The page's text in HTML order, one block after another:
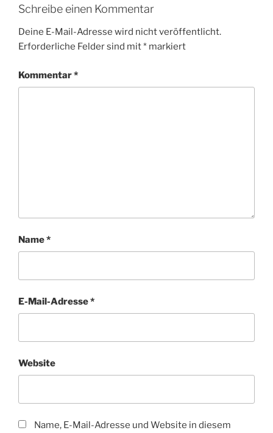
Schreibe einen Kommentar
Deine E-Mail-Adresse wird nicht veröffentlicht.
Erforderliche Felder sind mit* markiert
Kommentar*
Name*
E-Mail-Adresse*
Website
Name, E-Mail-Adresse und Website in diesem